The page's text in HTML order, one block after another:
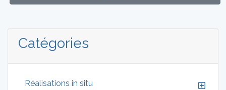
Catégories
Réalisations in situ